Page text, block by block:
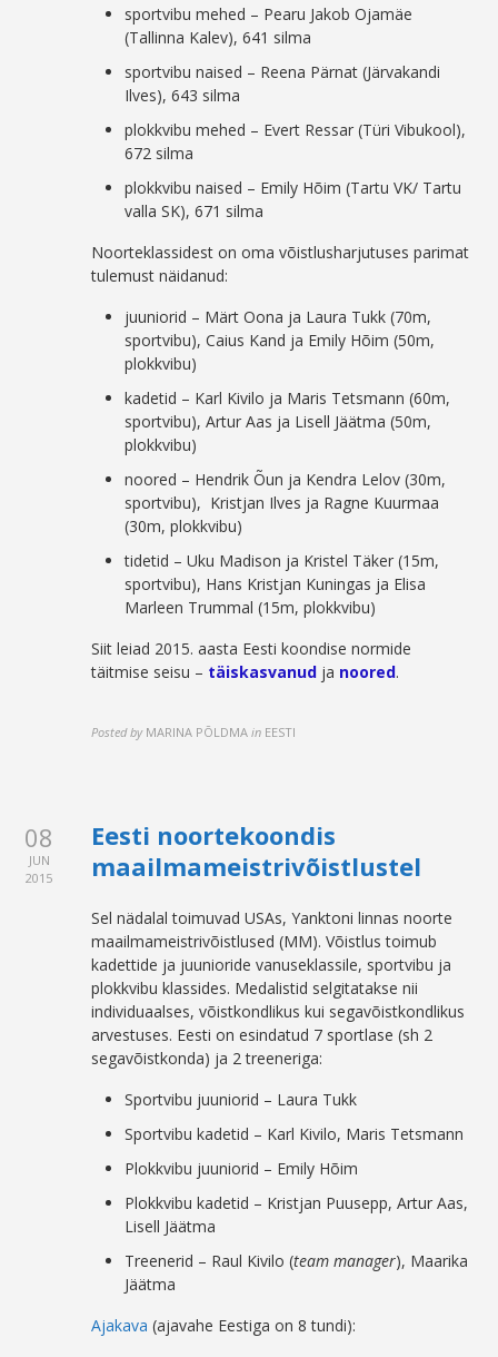
sportvibu mehed – Pearu Jakob Ojamäe
(Tallinna Kalev), 641 silma
sportvibu naised – Reena Pärnat (Järvakandi
Ilves), 643 silma
plokkvibu mehed – Evert Ressar (Türi Vibukool),
672 silma
plokkvibu naised – Emily Hõim (Tartu VK/ Tartu
valla SK), 671 silma
Noorteklassidest on oma võistlusharjutuses parimat
tulemust näidanud:
juuniorid – Märt Oona ja Laura Tukk (70m,
sportvibu), Caius Kand ja Emily Hõim (50m,
plokkvibu)
kadetid – Karl Kivilo ja Maris Tetsmann (60m,
sportvibu), Artur Aas ja Lisell Jäätma (50m,
plokkvibu)
noored – Hendrik Õun ja Kendra Lelov (30m,
sportvibu), Kristjan Ilves ja Ragne Kuurmaa
(30m, plokkvibu)
tidetid – Uku Madison ja Kristel Täker (15m,
sportvibu), Hans Kristjan Kuningas ja Elisa
Marleen Trummal (15m, plokkvibu)
Siit leiad 2015. aasta Eesti koondise normide
täitmise seisu – täiskasvanud ja noored.
Posted by MARINA PÕLDMA in EESTI
08
JUN
2015
Eesti noortekoondis
maailmameistrivõistlustel
Sel nädalal toimuvad USAs, Yanktoni linnas noorte
maailmameistrivõistlused (MM). Võistlus toimub
kadettide ja juunioride vanuseklassile, sportvibu ja
plokkvibu klassides. Medalistid selgitatakse nii
individuaalses, võistkondlikus kui segavõistkondlikus
arvestuses. Eesti on esindatud 7 sportlase (sh 2
segavõistkonda) ja 2 treeneriga:
Sportvibu juuniorid – Laura Tukk
Sportvibu kadetid – Karl Kivilo, Maris Tetsmann
Plokkvibu juuniorid – Emily Hõim
Plokkvibu kadetid – Kristjan Puusepp, Artur Aas,
Lisell Jäätma
Treenerid – Raul Kivilo (team manager), Maarika
Jäätma
Ajakava (ajavahe Eestiga on 8 tundi):